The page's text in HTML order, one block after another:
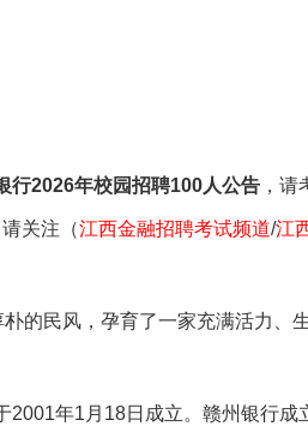
行2026年校园招聘100人公告 ，请
关注（江西金融招聘考试频道/江
的民风，孕育了一家充满活力、
年1月18日成立。赣州银行成